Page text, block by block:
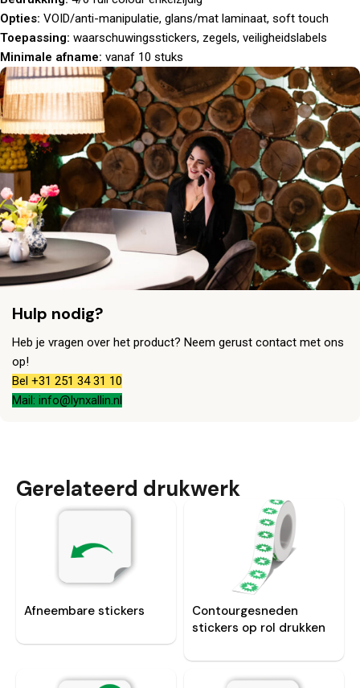
Opties: VOID/anti-manipulatie, glans/mat laminaat, soft touch
Toepassing: waarschuwingsstickers, zegels, veiligheidslabels
Minimale afname: vanaf 10 stuks
Hulp nodig?
Heb je vragen over het product? Neem gerust contact met ons
op!
Bel +31 251 34 31 10
Mail: info@lynxallin.nl
Gerelateerd drukwerk
Afneembare stickers
Contourgesneden
stickers op rol drukken